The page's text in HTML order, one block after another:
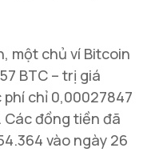
một chủ ví Bitcoin
BTC – trị giá
phí chỉ 0,00027847
Các đồng tiền đã
vào ngày 26